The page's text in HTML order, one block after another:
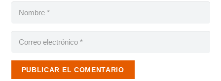
PUBLICAR EL COMENTARIO